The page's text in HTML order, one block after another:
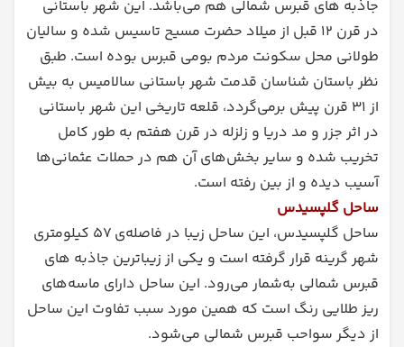
جاذبه های قبرس شمالی هم می‌باشد. این شهر باستانی
در قرن ۱۲ قبل از میلاد حضرت مسیح تاسیس شده و سالیان
طولانی محل سکونت مردم بومی قبرس بوده است. طبق
نظر باستان شناسان قدمت شهر باستانی سالامیس به بیش
از ۳۱ قرن پیش برمی‌گردد، قلعه تاریخی این شهر باستانی
در اثر جزر و مد دریا و زلزله در قرن هفتم به طور کامل
تخریب شده و سایر بخش‌های آن هم در حملات عثمانی‌ها
آسیب دیده و از بین رفته است.
ساحل گلپسیدس
ساحل گلپسیدس، این ساحل زیبا در فاصله‌ی ۵۷ کیلومتری
شهر گرینه قرار گرفته است و یکی از زیباترین جاذبه ‌های
قبرس شمالی به‌شمار می‌رود. این ساحل دارای ماسه‌های
ریز طلایی رنگ است که همین مورد سبب تفاوت این ساحل
از دیگر سواحب قبرس شمالی می‌شود.